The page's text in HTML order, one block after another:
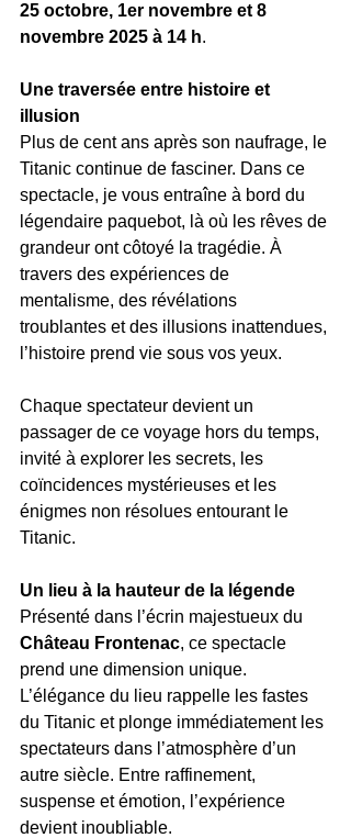
25 octobre, 1er novembre et 8
novembre 2025 à 14 h.
Une traversée entre histoire et
illusion
Plus de cent ans après son naufrage, le
Titanic continue de fasciner. Dans ce
spectacle, je vous entraîne à bord du
légendaire paquebot, là où les rêves de
grandeur ont côtoyé la tragédie. À
travers des expériences de
mentalisme, des révélations
troublantes et des illusions inattendues,
l’histoire prend vie sous vos yeux.
Chaque spectateur devient un
passager de ce voyage hors du temps,
invité à explorer les secrets, les
coïncidences mystérieuses et les
énigmes non résolues entourant le
Titanic.
Un lieu à la hauteur de la légende
Présenté dans l’écrin majestueux du
Château Frontenac, ce spectacle
prend une dimension unique.
L’élégance du lieu rappelle les fastes
du Titanic et plonge immédiatement les
spectateurs dans l’atmosphère d’un
autre siècle. Entre raffinement,
suspense et émotion, l’expérience
devient inoubliable.